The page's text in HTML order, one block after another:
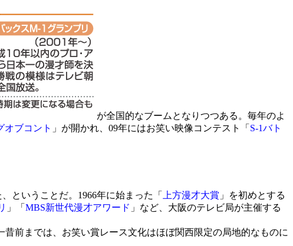
が全国的なブームとなりつつある。毎年のよ
オブコント 」が開かれ、09年にはお笑い映像コンテスト「 S-1バト
ということだ。1966年に始まった「 上方漫才大賞 」を初めとする
」「 MBS新世代漫才アワード 」など、大阪のテレビ局が主催する
前までは、お笑い賞レース文化はほぼ関西限定の局地的なものに